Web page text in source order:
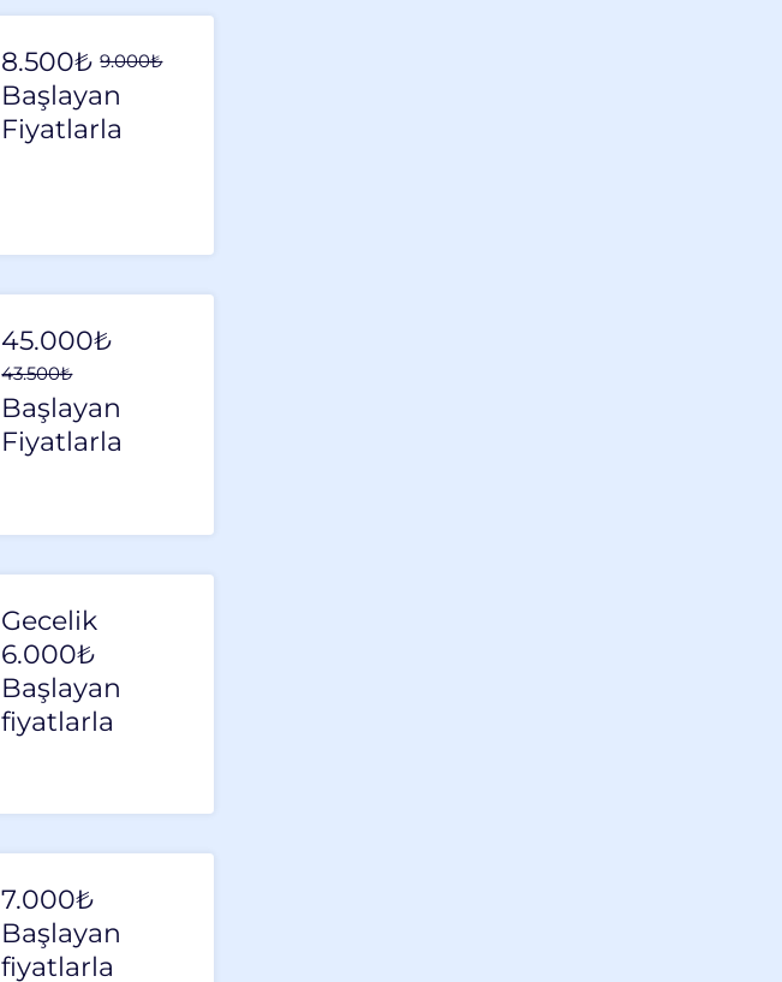
8.500₺ 9.000₺
Başlayan
Fiyatlarla
45.000₺
43.500₺
Başlayan
Fiyatlarla
Gecelik
6.000₺
Başlayan
fiyatlarla
7.000₺
Başlayan
fiyatlarla